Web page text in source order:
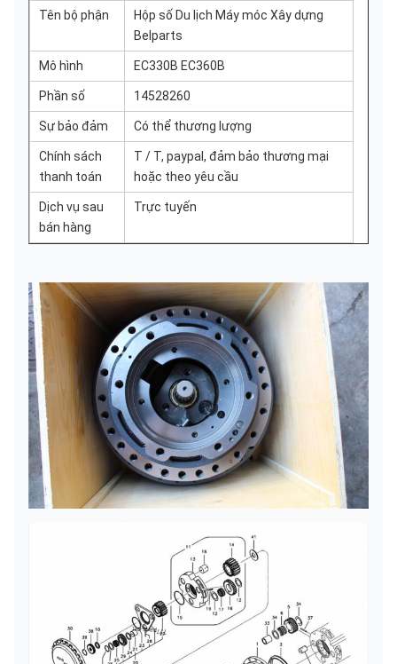
Tên bộ phận
Hộp số Du lịch Máy móc Xây dựng
Belparts
Mô hình EC330B EC360B
Phần số 14528260
Sự bảo đảm Có thể thương lượng
Chính sách
thanh toán
T / T, paypal, đảm bảo thương mại
hoặc theo yêu cầu
Dịch vụ sau
bán hàng
Trực tuyến